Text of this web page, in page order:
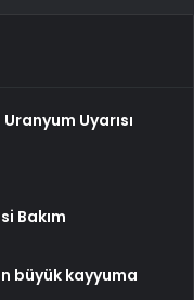
Uyarısı
Bakım
büyük kayyuma